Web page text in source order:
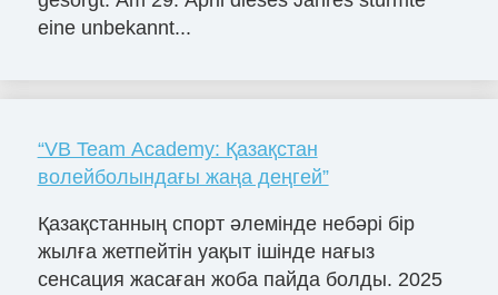
eine unbekannt...
“VB Team Academy: Қазақстан
волейболындағы жаңа деңгей”
Қазақстанның спорт әлемінде небәрі бір
жылға жетпейтін уақыт ішінде нағыз
сенсация жасаған жоба пайда болды. 2025